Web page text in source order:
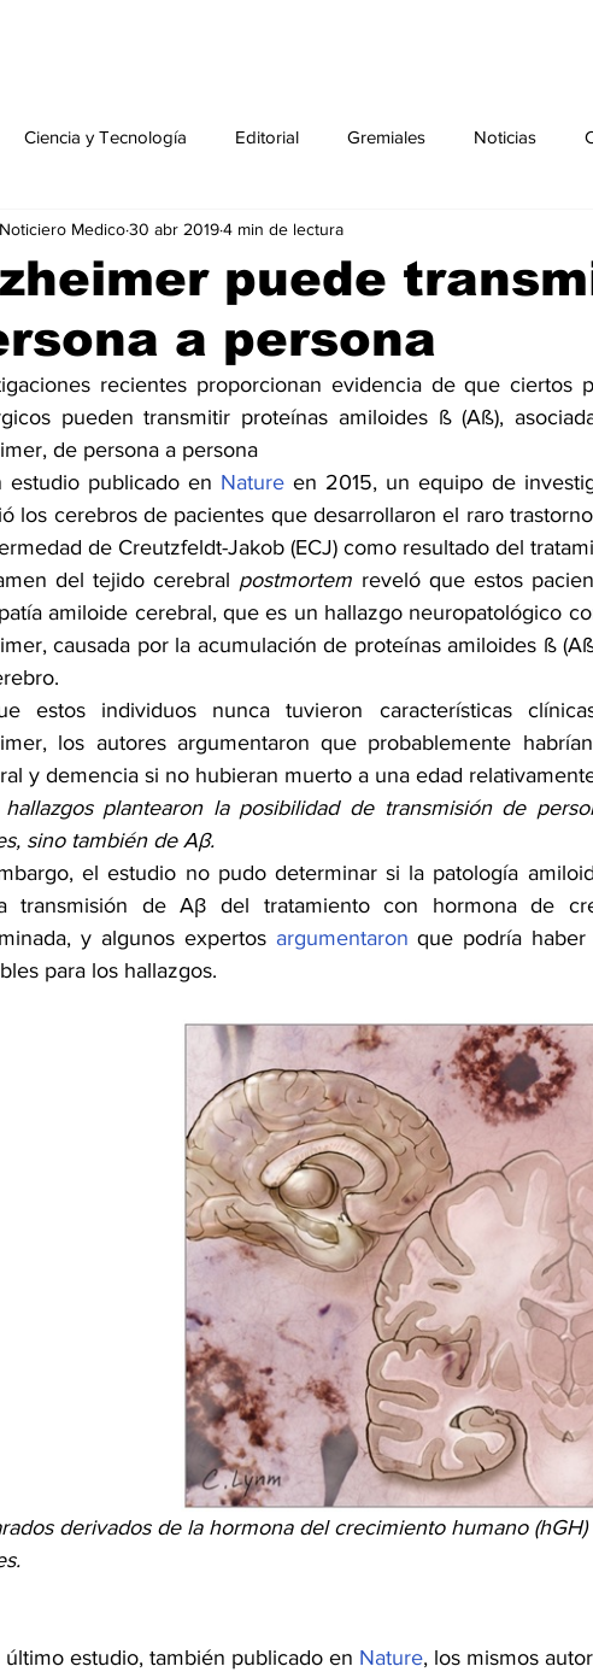
Ciencia y Tecnología Editorial Gremiales Noticias
Salud Mental Agenda Sección especial
Actualidad especial Ciencia y Tecnología especial
especial Editorial especial Gremiales especial Noticias
Perfiles especial Publicaciones especial dia mundial de
hipertension
puede
a persona
Noticiero Medico30 abr 20194 min de lectura
recientes proporcionan evidencia de que ciertos
pueden transmitir proteínas amiloides ß (Aß),
de persona a persona
estudio publicado en Nature en 2015, un equipo de
los cerebros de pacientes que desarrollaron el raro
de Creutzfeldt-Jakob (ECJ) como resultado del
del tejido cerebral postmortem reveló que estos
amiloide cerebral, que es un hallazgo neuropatológico
causada por la acumulación de proteínas amiloides ß
estos individuos nunca tuvieron características
los autores argumentaron que probablemente
y demencia si no hubieran muerto a una edad
hallazgos plantearon la posibilidad de transmisión de
sino también de Aβ.
el estudio no pudo determinar si la patología
transmisión de Aβ del tratamiento con hormona de
y algunos expertos argumentaron que podría haber
para los hallazgos.
derivados de la hormona del crecimiento humano
último estudio, también publicado en Nature, los mismos